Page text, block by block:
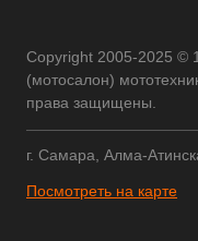
Copyright 2005-2025 ©
(мотосалон)
права защищены.
г. Самара, Алма-
Посмотреть на карте